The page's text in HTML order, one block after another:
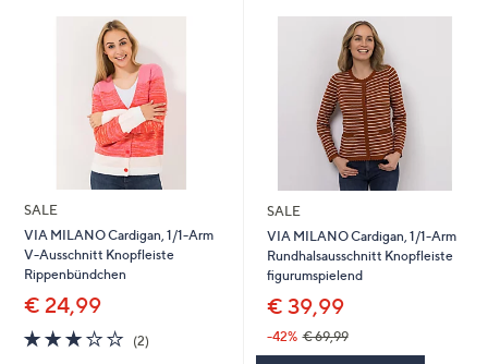
SALE
VIA MILANO Cardigan, 1/1-Arm
V-Ausschnitt Knopfleiste
Rippenbündchen
€ 24,99
3.0
von
(2)2
SALE
VIA MILANO Cardigan, 1/1-Arm
Rundhalsausschnitt Knopfleiste
figurumspielend
€ 39,99
-42% € 69,99